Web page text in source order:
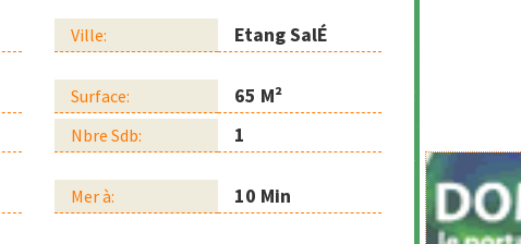
Ville: Etang SalÉ
Surface: 65 M²
Nbre Sdb: 1
Mer à: 10 Min